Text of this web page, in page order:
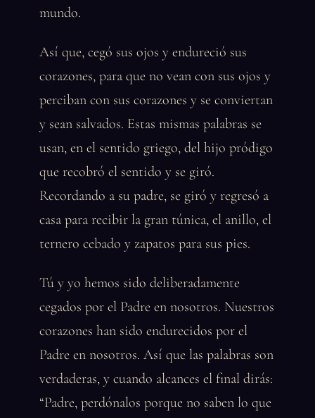
mundo.
Así que, cegó sus ojos y endureció sus
corazones, para que no vean con sus ojos y
perciban con sus corazones y se conviertan
y sean salvados. Estas mismas palabras se
usan, en el sentido griego, del hijo pródigo
que recobró el sentido y se giró.
Recordando a su padre, se giró y regresó a
casa para recibir la gran túnica, el anillo, el
ternero cebado y zapatos para sus pies.
Tú y yo hemos sido deliberadamente
cegados por el Padre en nosotros. Nuestros
corazones han sido endurecidos por el
Padre en nosotros. Así que las palabras son
verdaderas, y cuando alcances el final dirás:
“Padre, perdónalos porque no saben lo que